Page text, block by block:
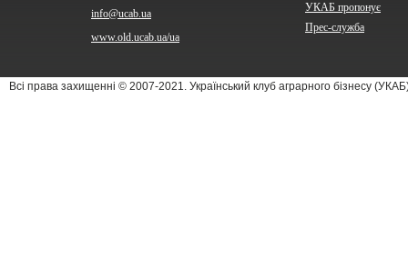
info@ucab.ua
www.old.ucab.ua/ua
УКАБ пропонує
Прес-служба
Всі права захищенні © 2007-2021. Український клуб аграрного бізнесу